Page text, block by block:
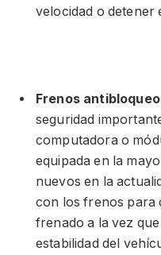
velocidad o detener
Frenos
seguridad
computadora o
equipada en la
nuevos en la
con los frenos para
frenado a la vez
estabilidad del